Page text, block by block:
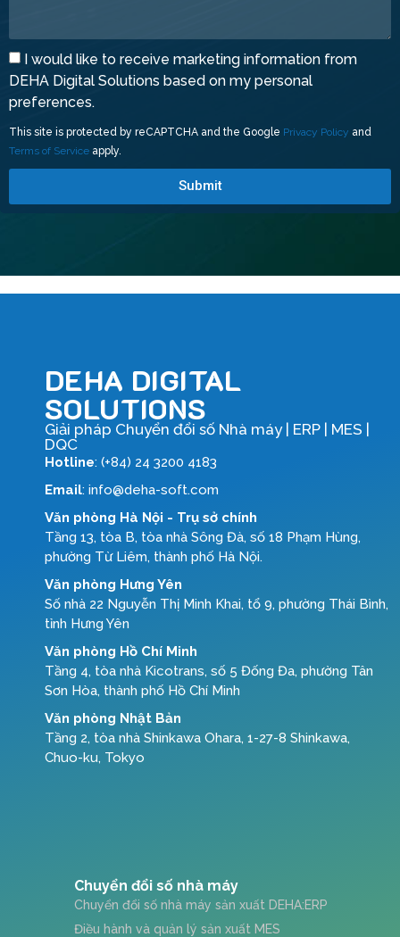
I would like to receive marketing information from
DEHA Digital Solutions based on my personal
preferences.
This site is protected by reCAPTCHA and the Google Privacy Policy and
Terms of Service apply.
Submit
DEHA DIGITAL
SOLUTIONS
Giải pháp Chuyển đổi số Nhà máy | ERP | MES |
DQC
Hotline: (+84) 24 3200 4183
Email: info@deha-soft.com
Văn phòng Hà Nội - Trụ sở chính
Tầng 13, tòa B, tòa nhà Sông Đà, số 18 Phạm Hùng,
phường Từ Liêm, thành phố Hà Nội.
Văn phòng Hưng Yên
Số nhà 22 Nguyễn Thị Minh Khai, tổ 9, phường Thái Bình,
tỉnh Hưng Yên
Văn phòng Hồ Chí Minh
Tầng 4, tòa nhà Kicotrans, số 5 Đống Đa, phường Tân
Sơn Hòa, thành phố Hồ Chí Minh
Văn phòng Nhật Bản
Tầng 2, tòa nhà Shinkawa Ohara, 1-27-8 Shinkawa,
Chuo-ku, Tokyo
Chuyển đổi số nhà máy
Chuyển đổi số nhà máy sản xuất DEHA:ERP
Điều hành và quản lý sản xuất MES